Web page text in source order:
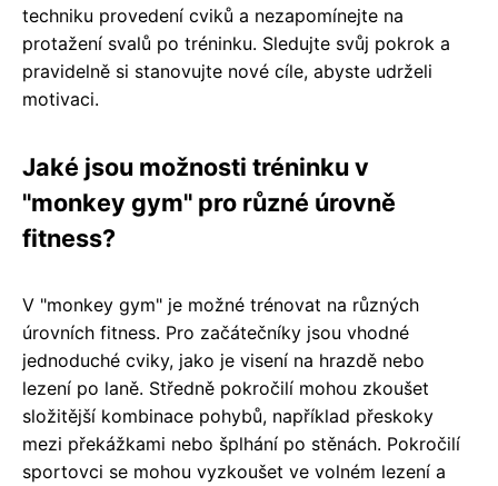
techniku provedení cviků a nezapomínejte na
protažení svalů po tréninku. Sledujte svůj pokrok a
pravidelně si stanovujte nové cíle, abyste udrželi
motivaci.
Jaké jsou možnosti tréninku v
"monkey gym" pro různé úrovně
fitness?
V "monkey gym" je možné trénovat na různých
úrovních fitness. Pro začátečníky jsou vhodné
jednoduché cviky, jako je visení na hrazdě nebo
lezení po laně. Středně pokročilí mohou zkoušet
složitější kombinace pohybů, například přeskoky
mezi překážkami nebo šplhání po stěnách. Pokročilí
sportovci se mohou vyzkoušet ve volném lezení a